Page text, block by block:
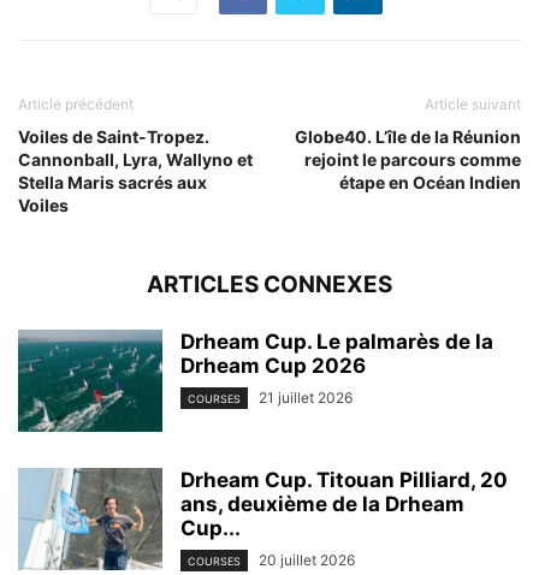
Article précédent
Voiles de Saint-Tropez.
Cannonball, Lyra, Wallyno et
Stella Maris sacrés aux
Voiles
Article suivant
Globe40. L’île de la Réunion
rejoint le parcours comme
étape en Océan Indien
ARTICLES CONNEXES
Drheam Cup. Le palmarès de la
Drheam Cup 2026
COURSES 21 juillet 2026
Drheam Cup. Titouan Pilliard, 20
ans, deuxième de la Drheam
Cup...
COURSES 20 juillet 2026